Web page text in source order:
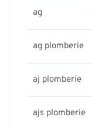
ag
ag plomberie
aj plomberie
ajs plomberie